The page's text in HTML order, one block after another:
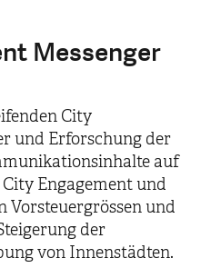
Messenger
City
und Erforschung der
auf
Engagement und
Vorsteuergrössen und
der
von Innenstädten.